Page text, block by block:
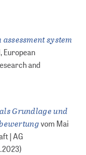
system
European
and
Grundlage und
vom Mai
| AG